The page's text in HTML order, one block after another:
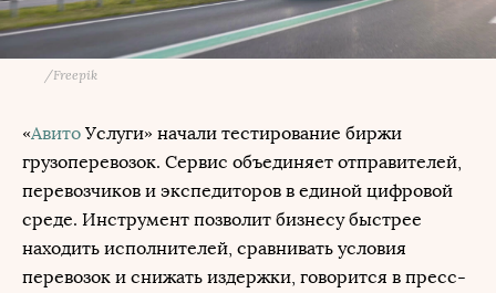
/Freepik
«Авито Услуги» начали тестирование биржи
грузоперевозок. Сервис объединяет отправителей,
перевозчиков и экспедиторов в единой цифровой
среде. Инструмент позволит бизнесу быстрее
находить исполнителей, сравнивать условия
перевозок и снижать издержки, говорится в пресс-